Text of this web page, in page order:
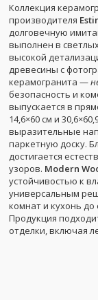
Коллекция
производителя
долговечную
выполнен в
высокой
древесины с
керамогранита —
безопасность и
выпускается в
14,6×60 см и
выразительные
паркетную доску.
достигается
узоров. Modern
устойчивостью к
универсальным
комнат и кухонь
Продукция
отделки, включая